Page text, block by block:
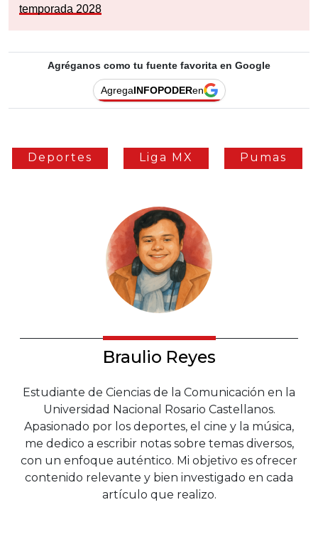
temporada 2028
Agréganos como tu fuente favorita en Google
AgregaINFOPODERen
Deportes Liga MX Pumas
Braulio Reyes
Estudiante de Ciencias de la Comunicación en la
Universidad Nacional Rosario Castellanos.
Apasionado por los deportes, el cine y la música,
me dedico a escribir notas sobre temas diversos,
con un enfoque auténtico. Mi objetivo es ofrecer
contenido relevante y bien investigado en cada
artículo que realizo.